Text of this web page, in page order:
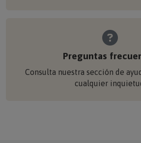
Preguntas
Consulta nuestra sección de
cualquier